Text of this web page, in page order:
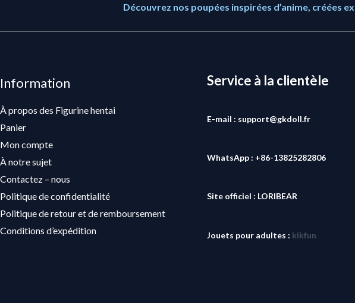
Découvrez nos poupées inspirées d’anime, créées
Information
À propos des Figurine hentai
Panier
Mon compte
À notre sujet
Contactez – nous
Politique de confidentialité
Politique de retour et de remboursement
Conditions d’expédition
Service à la clientèle
E-mail : support@gkdoll.fr
WhatsApp : +86-13825282806
Site officiel : LORIBEAR
Jouets pour adultes : kikfun